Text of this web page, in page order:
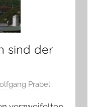
sind der
Prabel